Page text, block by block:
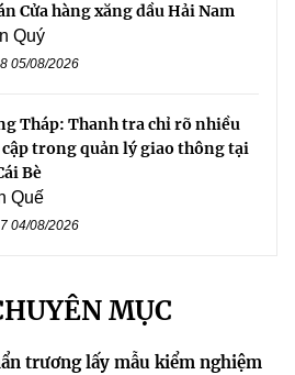
Cửa hàng xăng dầu Hải Nam
Quý
05/08/2026
Tháp: Thanh tra chỉ rõ nhiều
trong quản lý giao thông tại
Bè
Quế
04/08/2026
MỤC
trương lấy mẫu kiểm nghiệm